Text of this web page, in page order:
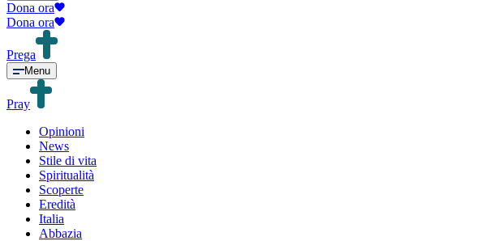
Dona ora
Dona ora
Prega
Menu
Pray
Opinioni
News
Stile di vita
Spiritualità
Scoperte
Eredità
Italia
Abbazia